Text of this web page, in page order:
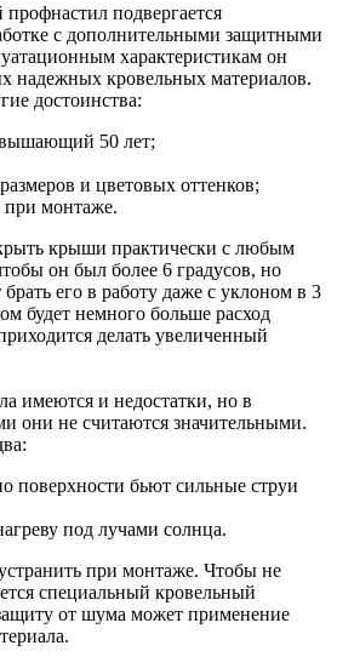
подвергается
с дополнительными защитными
характеристикам он
надежных кровельных материалов.
достоинства:
50 лет;
и цветовых оттенков;
при монтаже.
крыши практически с любым
он был более 6 градусов, но
его в работу даже с уклоном в 3
будет немного больше расход
делать увеличенный
имеются и недостатки, но в
они не считаются значительными.
поверхности бьют сильные струи
под лучами солнца.
при монтаже. Чтобы не
специальный кровельный
от шума может применение